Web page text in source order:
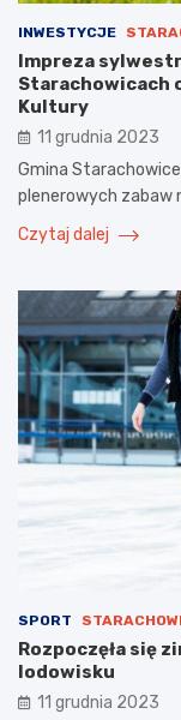
INWESTYCJE
Impreza
Starachowicach
Kultury
11 grudnia 2023
Gmina
plenerowych zabaw
Czytaj dalej
SPORT
Rozpoczęła się
lodowisku
11 grudnia 2023